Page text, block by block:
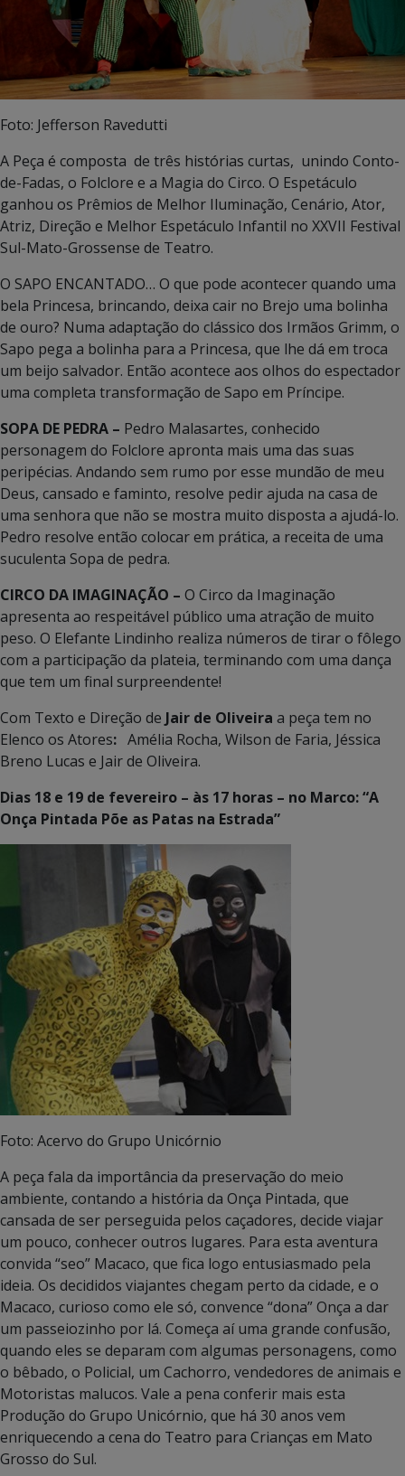
Foto: Jefferson Ravedutti
A Peça é composta de três histórias curtas, unindo Conto-
de-Fadas, o Folclore e a Magia do Circo. O Espetáculo
ganhou os Prêmios de Melhor Iluminação, Cenário, Ator,
Atriz, Direção e Melhor Espetáculo Infantil no XXVII Festival
Sul-Mato-Grossense de Teatro.
O SAPO ENCANTADO… O que pode acontecer quando uma
bela Princesa, brincando, deixa cair no Brejo uma bolinha
de ouro? Numa adaptação do clássico dos Irmãos Grimm, o
Sapo pega a bolinha para a Princesa, que lhe dá em troca
um beijo salvador. Então acontece aos olhos do espectador
uma completa transformação de Sapo em Príncipe.
SOPA DE PEDRA – Pedro Malasartes, conhecido
personagem do Folclore apronta mais uma das suas
peripécias. Andando sem rumo por esse mundão de meu
Deus, cansado e faminto, resolve pedir ajuda na casa de
uma senhora que não se mostra muito disposta a ajudá-lo.
Pedro resolve então colocar em prática, a receita de uma
suculenta Sopa de pedra.
CIRCO DA IMAGINAÇÃO – O Circo da Imaginação
apresenta ao respeitável público uma atração de muito
peso. O Elefante Lindinho realiza números de tirar o fôlego
com a participação da plateia, terminando com uma dança
que tem um final surpreendente!
Com Texto e Direção de Jair de Oliveira a peça tem no
Elenco os Atores: Amélia Rocha, Wilson de Faria, Jéssica
Breno Lucas e Jair de Oliveira.
Dias 18 e 19 de fevereiro – às 17 horas – no Marco: “A
Onça Pintada Põe as Patas na Estrada”
Foto: Acervo do Grupo Unicórnio
A peça fala da importância da preservação do meio
ambiente, contando a história da Onça Pintada, que
cansada de ser perseguida pelos caçadores, decide viajar
um pouco, conhecer outros lugares. Para esta aventura
convida “seo” Macaco, que fica logo entusiasmado pela
ideia. Os decididos viajantes chegam perto da cidade, e o
Macaco, curioso como ele só, convence “dona” Onça a dar
um passeiozinho por lá. Começa aí uma grande confusão,
quando eles se deparam com algumas personagens, como
o bêbado, o Policial, um Cachorro, vendedores de animais e
Motoristas malucos. Vale a pena conferir mais esta
Produção do Grupo Unicórnio, que há 30 anos vem
enriquecendo a cena do Teatro para Crianças em Mato
Grosso do Sul.